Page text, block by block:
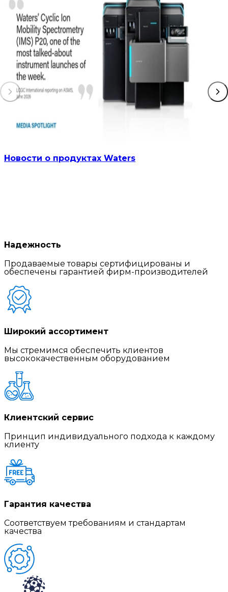
Новости о продуктах Waters
Надежность
Продаваемые товары сертифицированы и
обеспечены гарантией фирм-производителей
Широкий ассортимент
Мы стремимся обеспечить клиентов
высококачественным оборудованием
Клиентский сервис
Принцип индивидуального подхода к каждому
клиенту
Гарантия качества
Соответствуем требованиям и стандартам
качества